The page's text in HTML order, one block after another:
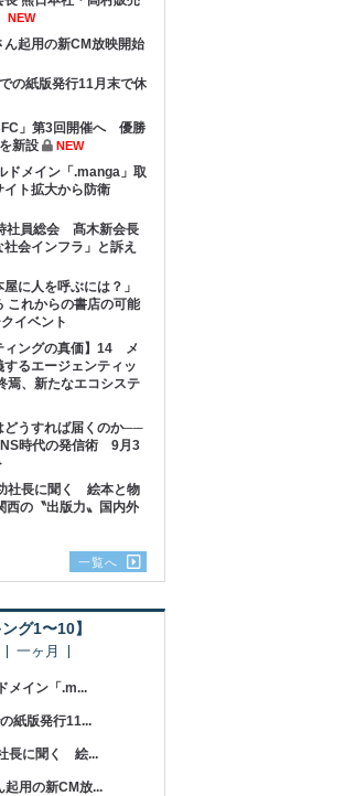
NEW
起用の新CM放映開始
の紙版発行11月末で休
」第3回開催へ 優勝
新設
NEW
ドメイン「.manga」取
ト拡大から防衛
社員総会 髙木新会長
社会インフラ」と訴え
屋に人を呼ぶには？」
これからの書店の可能
イベント
ィングの真価】14 メ
るエージェンティッ
焉、新たなエコシステ
どうすれば届くのか──
時代の発信術 9月3
社長に聞く 絵本と物
の〝出版力〟国内外
一覧へ
グ1〜10】
一ヶ月
メイン「.m...
紙版発行11...
長に聞く 絵...
用の新CM放...